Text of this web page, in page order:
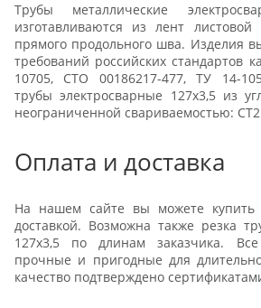
Трубы металлические
изготавливаются из лент
прямого продольного шва. Изделия
требований российских стандартов
10705, СТО 00186217-477, ТУ 14-
трубы электросварные 127x3,5 из
неограниченной свариваемостью:
Оплата и доставка
На нашем сайте вы можете купить
доставкой. Возможна также резка
127x3,5 по длинам заказчика.
прочные и пригодные для
качество подтверждено